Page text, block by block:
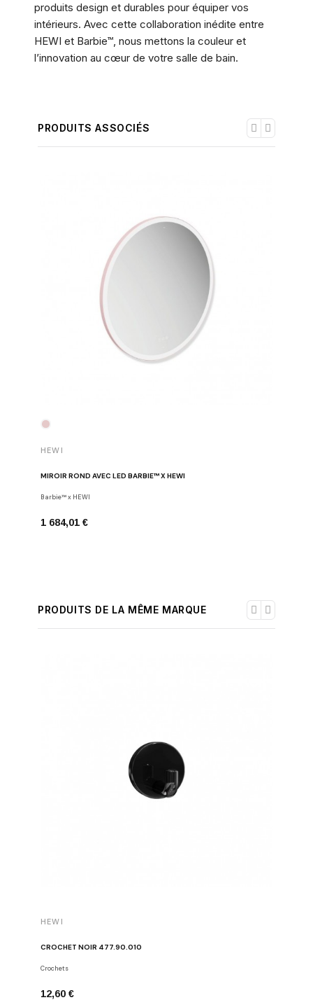
produits design et durables pour équiper vos
intérieurs. Avec cette collaboration inédite entre
HEWI et Barbie™, nous mettons la couleur et
l’innovation au cœur de votre salle de bain.
PRODUITS ASSOCIÉS
HEWI
MIROIR ROND AVEC LED BARBIE™ X HEWI
Barbie™ x HEWI
1 684,01 €
PRODUITS DE LA MÊME MARQUE
HEWI
CROCHET NOIR 477.90.010
Crochets
12,60 €